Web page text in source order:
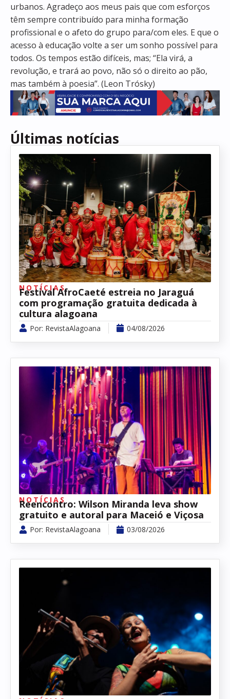
urbanos. Agradeço aos meus pais que com esforços
têm sempre contribuído para minha formação
profissional e o afeto do grupo para/com eles. E que o
acesso à educação volte a ser um sonho possível para
todos. Os tempos estão difíceis, mas; “Ela virá, a
revolução, e trará ao povo, não só o direito ao pão,
mas também à poesia”. (Leon Trósky)
Últimas notícias
NOTÍCIAS
Festival AfroCaeté estreia no Jaraguá
com programação gratuita dedicada à
cultura alagoana
Por: RevistaAlagoana 04/08/2026
NOTÍCIAS
Reencontro: Wilson Miranda leva show
gratuito e autoral para Maceió e Viçosa
Por: RevistaAlagoana 03/08/2026